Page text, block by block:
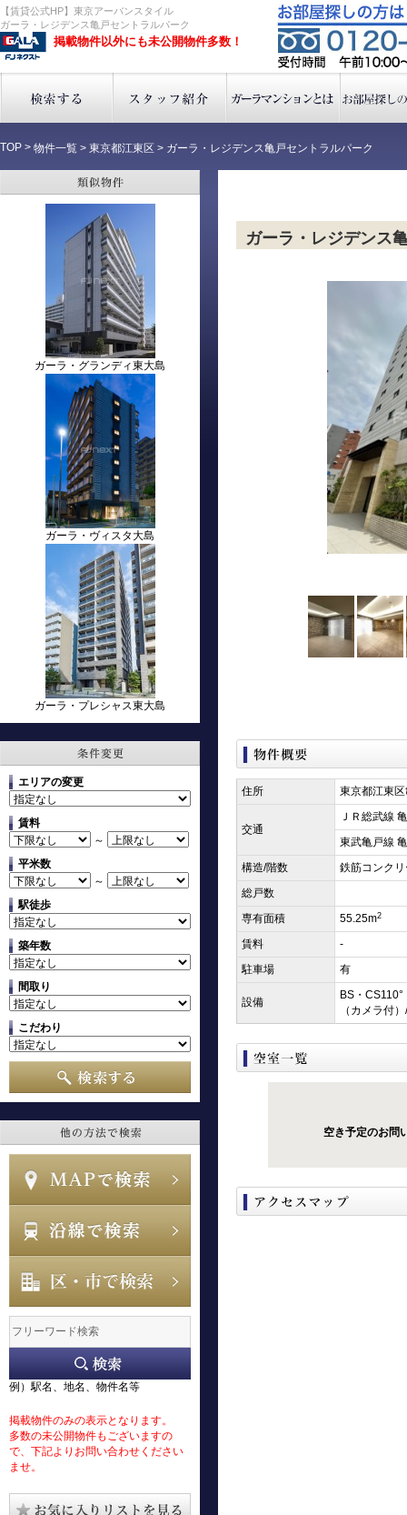
【賃貸公式HP】東京アーバンスタイル
ガーラ・レジデンス亀戸セントラルパーク
掲載物件以外にも未公開物件多数！
TOP > 物件一覧 > 東京都江東区 > ガーラ・レジデンス亀戸セントラルパーク
ガーラ・グランディ東大島
ガーラ・ヴィスタ大島
ガーラ・プレシャス東大島
エリアの変更
賃料
～
平米数
～
駅徒歩
築年数
間取り
こだわり
例）駅名、地名、物件名等
掲載物件のみの表示となります。
多数の未公開物件もございますの
で、下記よりお問い合わせください
ませ。
ガーラ・レジデンス
住所 東京都江東
交通
ＪＲ総武線
東武亀戸線
構造/階数
鉄筋コンク
総戸数
専有面積
55.25m2
賃料
-
駐車場
有
設備
BS・
（カメラ付
空き予定のお問